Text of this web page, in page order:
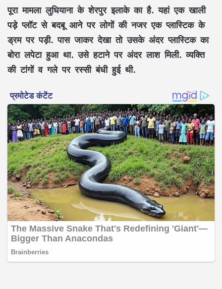
पूरा मामला लुधियाना के शेरपुर इलाके का है. यहां एक खाली
पड़े प्लॉट से बदबू आने पर लोगों की नजर एक प्लास्टिक के
ड्रम पर पड़ी. पास जाकर देखा तो उसके अंदर प्लास्टिक का
बोरा लपेटा हुआ था. उसे हटाने पर अंदर लाश मिली. व्यक्ति
की टांगों व गले पर रस्सी बंधी हुई थी.